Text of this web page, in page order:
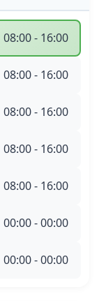
08:00 - 16:00
08:00 - 16:00
08:00 - 16:00
08:00 - 16:00
08:00 - 16:00
00:00 - 00:00
00:00 - 00:00